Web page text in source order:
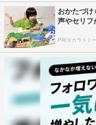
おかたづ
声やセリ
PR(タカラトミ